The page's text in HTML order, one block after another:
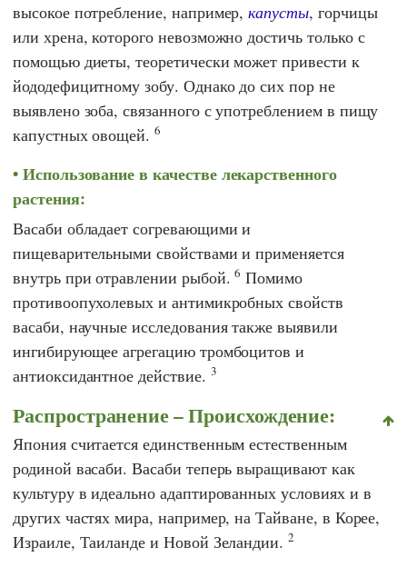
высокое потребление, например,капусты, горчицы
или хрена, которого невозможно достичь только с
помощью диеты, теоретически может привести к
йододефицитному зобу. Однако до сих пор не
выявлено зоба, связанного с употреблением в пищу
капустных овощей.6
Использование в качестве лекарственного
растения:
Васаби обладает согревающими и
пищеварительными свойствами и применяется
внутрь при отравлении рыбой.6 Помимо
противоопухолевых и антимикробных свойств
васаби, научные исследования также выявили
ингибирующее агрегацию тромбоцитов и
антиоксидантное действие. 3
Распространение – Происхождение:
Япония считается единственным естественным
родиной васаби. Васаби теперь выращивают как
культуру в идеально адаптированных условиях и в
других частях мира, например, на Тайване, в Корее,
Израиле, Таиланде и Новой Зеландии.2